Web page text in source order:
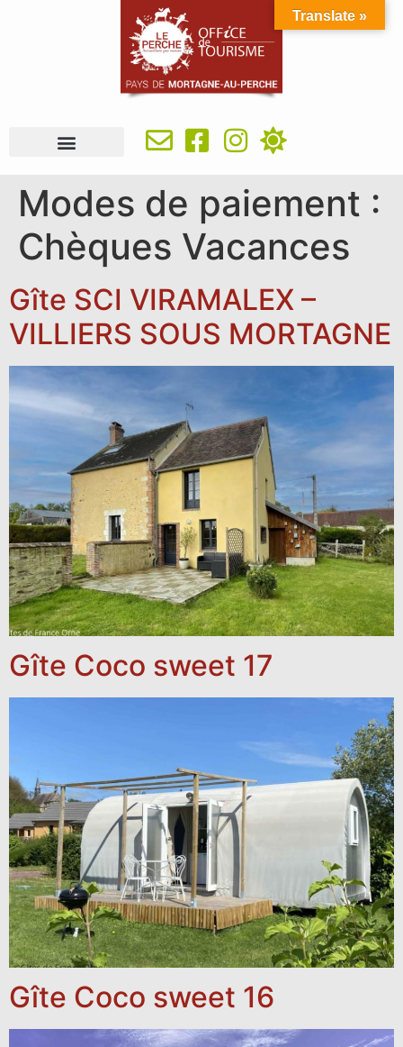
Modes de paiement :
Chèques Vacances
Gîte SCI VIRAMALEX –
VILLIERS SOUS MORTAGNE
Gîte Coco sweet 17
Gîte Coco sweet 16
Translate »